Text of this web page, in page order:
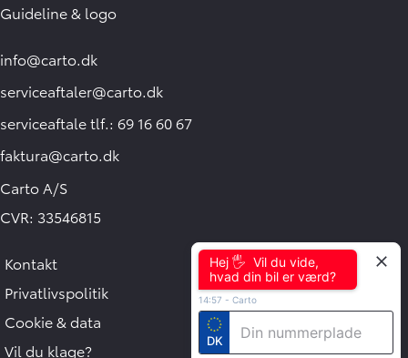
Guideline & logo
info@carto.dk
serviceaftaler@carto.dk
serviceaftale tlf.: 69 16 60 67
faktura@carto.dk
Carto A/S
CVR: 33546815
Kontakt
Privatlivspolitik
Cookie & data
Vil du klage?
Hej 🖐 Vil du vide,
hvad din bil er værd?
14:57 - Carto
DK